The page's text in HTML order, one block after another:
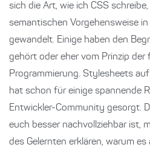
sich die Art, wie ich CSS
semantischen Vorgehensweise
gewandelt. Einige haben den
gehört oder eher vom Prinzip der
Programmierung. Stylesheets
hat schon für einige spannende
Entwickler-Community gesorgt.
euch besser nachvollziehbar ist,
des Gelernten erklären, warum